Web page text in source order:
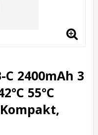
2400mAh 3
55°C